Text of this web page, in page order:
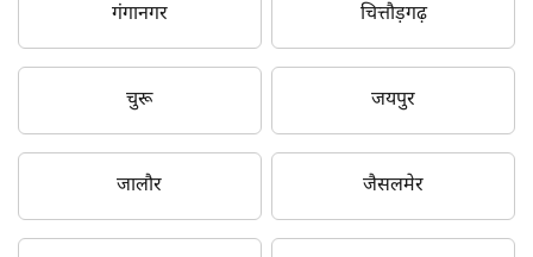
गंगानगर चित्तौड़गढ़
चुरू जयपुर
जालौर जैसलमेर